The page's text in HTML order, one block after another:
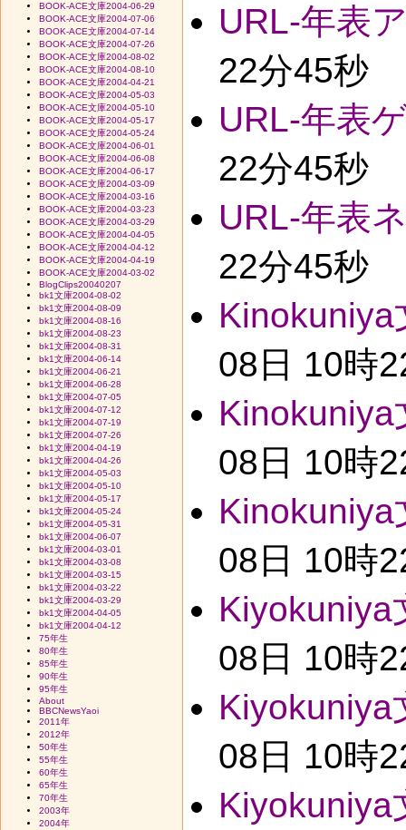
URL-年表
22分45秒
URL-年表
22分45秒
URL-年表
22分45秒
08日 10時
08日 10時
08日 10時
Kiyokuniya
08日 10時
Kiyokuniya
08日 10時
Kiyokuniya
BOOK-ACE文庫2004-06-29
BOOK-ACE文庫2004-07-06
BOOK-ACE文庫2004-07-14
BOOK-ACE文庫2004-07-26
BOOK-ACE文庫2004-08-02
BOOK-ACE文庫2004-08-10
BOOK-ACE文庫2004-04-21
BOOK-ACE文庫2004-05-03
BOOK-ACE文庫2004-05-10
BOOK-ACE文庫2004-05-17
BOOK-ACE文庫2004-05-24
BOOK-ACE文庫2004-06-01
BOOK-ACE文庫2004-06-08
BOOK-ACE文庫2004-06-17
BOOK-ACE文庫2004-03-09
BOOK-ACE文庫2004-03-16
BOOK-ACE文庫2004-03-23
BOOK-ACE文庫2004-03-29
BOOK-ACE文庫2004-04-05
BOOK-ACE文庫2004-04-12
BOOK-ACE文庫2004-04-19
BOOK-ACE文庫2004-03-02
BlogClips20040207
bk1文庫2004-08-02
bk1文庫2004-08-09
bk1文庫2004-08-16
bk1文庫2004-08-23
bk1文庫2004-08-31
bk1文庫2004-06-14
bk1文庫2004-06-21
bk1文庫2004-06-28
bk1文庫2004-07-05
bk1文庫2004-07-12
bk1文庫2004-07-19
bk1文庫2004-07-26
bk1文庫2004-04-19
bk1文庫2004-04-26
bk1文庫2004-05-03
bk1文庫2004-05-10
bk1文庫2004-05-17
bk1文庫2004-05-24
bk1文庫2004-05-31
bk1文庫2004-06-07
bk1文庫2004-03-01
bk1文庫2004-03-08
bk1文庫2004-03-15
bk1文庫2004-03-22
bk1文庫2004-03-29
bk1文庫2004-04-05
bk1文庫2004-04-12
75年生
80年生
85年生
90年生
95年生
About
BBCNewsYaoi
2011年
2012年
50年生
55年生
60年生
65年生
70年生
2003年
2004年